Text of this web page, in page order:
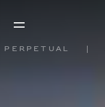
Perpetual